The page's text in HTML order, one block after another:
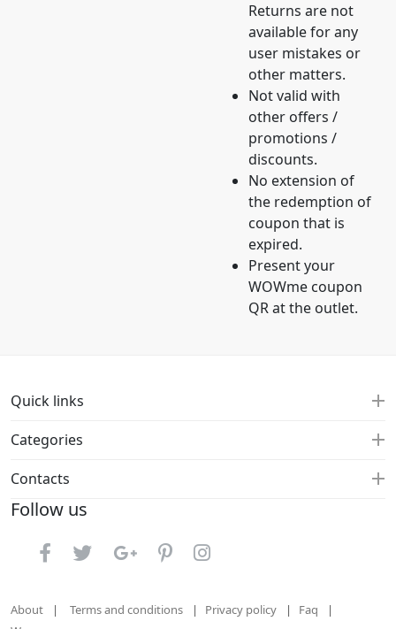
Returns are not
available for any
user mistakes or
other matters.
Not valid with
other offers /
promotions /
discounts.
No extension of
the redemption of
coupon that is
expired.
Present your
WOWme coupon
QR at the outlet.
Quick links
Categories
Contacts
Follow us
About Terms and conditions Privacy policy
Faq